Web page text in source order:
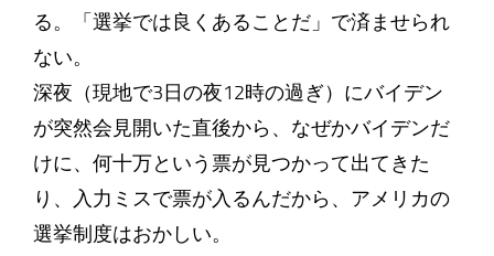
る。「選挙では良くあることだ」で済ませられ
ない。
深夜（現地で3日の夜12時の過ぎ）にバイデン
が突然会見開いた直後から、なぜかバイデンだ
けに、何十万という票が見つかって出てきた
り、入力ミスで票が入るんだから、アメリカの
選挙制度はおかしい。